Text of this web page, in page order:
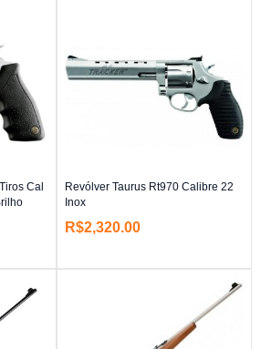
Cal
Revólver Taurus Rt970 Calibre 22
Inox
R$2,320.00